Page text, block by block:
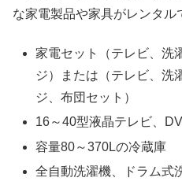
な家電製品や家具がレンタル
家電セット（テレビ、洗
ジ）または（テレビ、洗
ジ、布団セット）
16～40型液晶テレビ、
容量80～370Lの冷蔵庫
全自動洗濯機、ドラム式